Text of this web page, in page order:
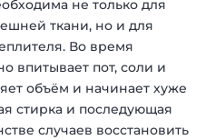
не только для
ткани, но и для
Во время
впитывает пот, соли и
объём и начинает хуже
стирка и последующая
случаев восстановить